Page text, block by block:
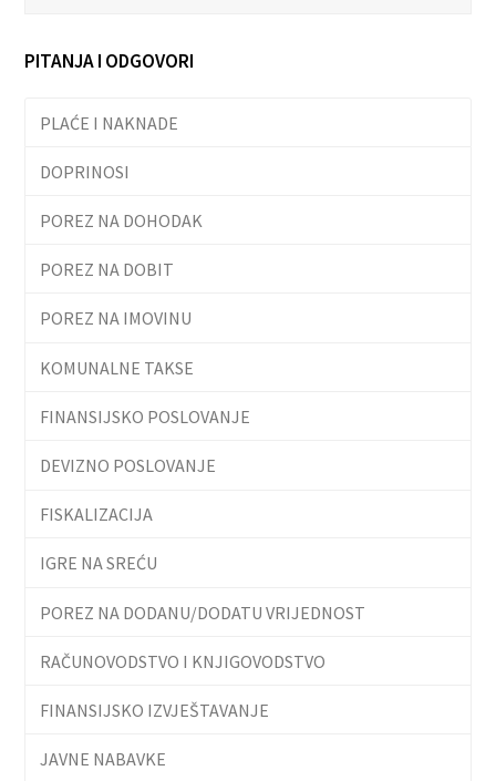
PITANJA I ODGOVORI
PLAĆE I NAKNADE
DOPRINOSI
POREZ NA DOHODAK
POREZ NA DOBIT
POREZ NA IMOVINU
KOMUNALNE TAKSE
FINANSIJSKO POSLOVANJE
DEVIZNO POSLOVANJE
FISKALIZACIJA
IGRE NA SREĆU
POREZ NA DODANU/DODATU VRIJEDNOST
RAČUNOVODSTVO I KNJIGOVODSTVO
FINANSIJSKO IZVJEŠTAVANJE
JAVNE NABAVKE